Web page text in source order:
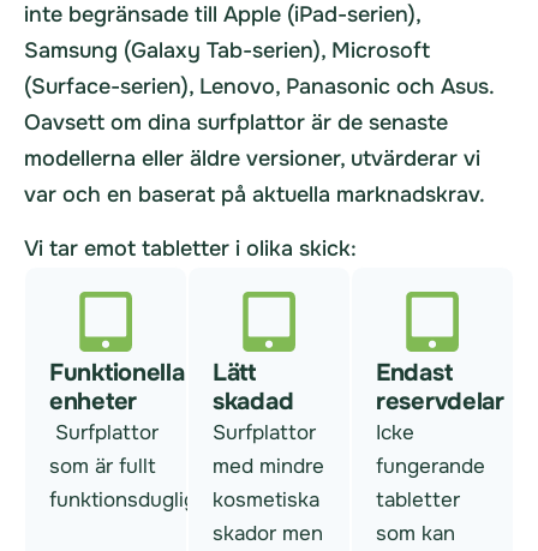
inte begränsade till Apple (iPad-serien),
Samsung (Galaxy Tab-serien), Microsoft
(Surface-serien), Lenovo, Panasonic och Asus.
Oavsett om dina surfplattor är de senaste
modellerna eller äldre versioner, utvärderar vi
var och en baserat på aktuella marknadskrav.
Vi tar emot tabletter i olika skick:
Funktionella
enheter
Surfplattor
som är fullt
funktionsdugliga.
Lätt
skadad
Surfplattor
med mindre
kosmetiska
skador men
Endast
reservdelar
Icke
fungerande
tabletter
som kan